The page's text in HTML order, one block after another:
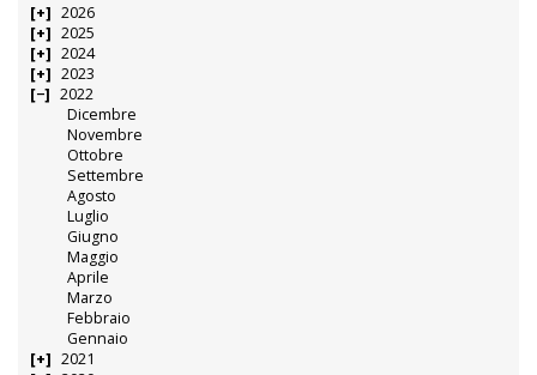
2026
2025
2024
2023
2022
Dicembre
Novembre
Ottobre
Settembre
Agosto
Luglio
Giugno
Maggio
Aprile
Marzo
Febbraio
Gennaio
2021